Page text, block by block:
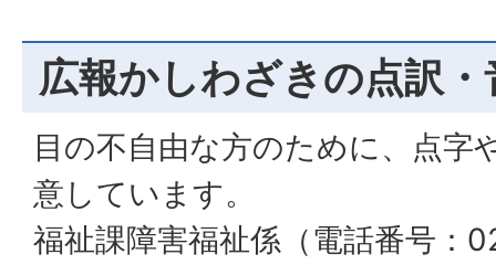
広報かしわざきの点訳・
目の不自由な方のために、点字
意しています。
福祉課障害福祉係（電話番号：